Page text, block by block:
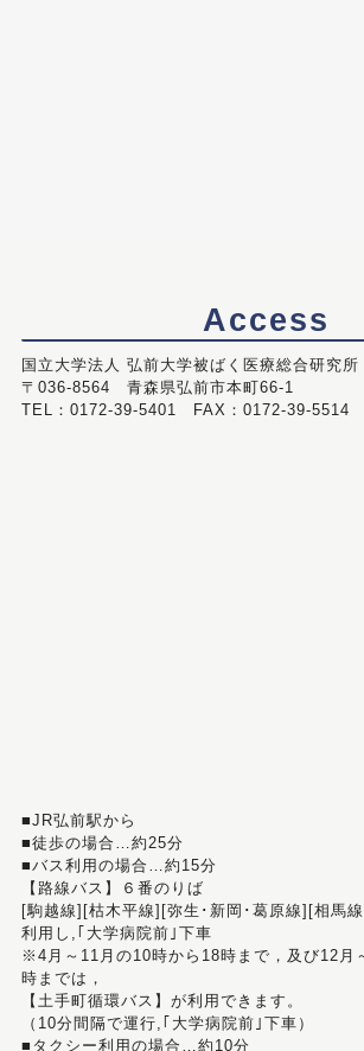
Access
国立大学法人 弘前大学被ばく医療総合研究所
〒036-8564 青森県弘前市本町66-1
TEL：0172-39-5401 FAX：0172-39-5514
■JR弘前駅から
■徒歩の場合…約25分
■バス利用の場合…約15分
【路線バス】６番のりば
[駒越線][枯木平線][弥生･新岡･葛原線][相馬
利用し,｢大学病院前｣下車
※4月～11月の10時から18時まで，及び12月
時までは，
【土手町循環バス】が利用できます。
（10分間隔で運行,｢大学病院前｣下車）
■タクシー利用の場合…約10分